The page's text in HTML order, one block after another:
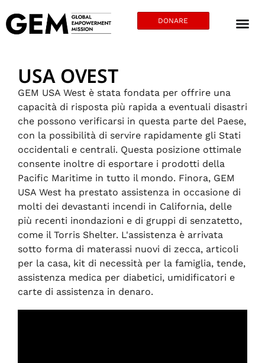
DONARE
USA OVEST
GEM USA West è stata fondata per offrire una
capacità di risposta più rapida a eventuali disastri
che possono verificarsi in questa parte del Paese,
con la possibilità di servire rapidamente gli Stati
occidentali e centrali. Questa posizione ottimale
consente inoltre di esportare i prodotti della
Pacific Maritime in tutto il mondo. Finora, GEM
USA West ha prestato assistenza in occasione di
molti dei devastanti incendi in California, delle
più recenti inondazioni e di gruppi di senzatetto,
come il Torris Shelter. L'assistenza è arrivata
sotto forma di materassi nuovi di zecca, articoli
per la casa, kit di necessità per la famiglia, tende,
assistenza medica per diabetici, umidificatori e
carte di assistenza in denaro.